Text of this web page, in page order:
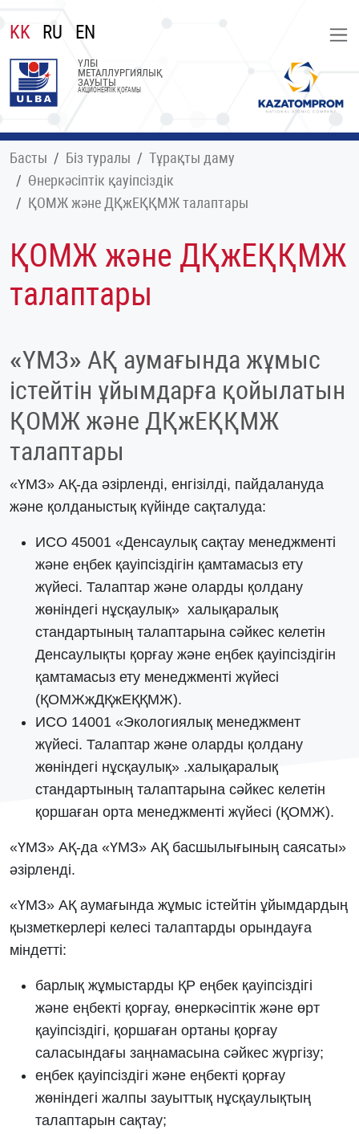
KK RU EN
ҮЛБІ
МЕТАЛЛУРГИЯЛЫҚ
ЗАУЫТЫ
АКЦИОНЕРЛІК ҚОҒАМЫ
Басты Біз туралы
Тұрақты даму
Өнеркәсіптік қауіпсіздік
ҚОМЖ және ДҚжЕҚҚМЖ талаптары
ҚОМЖ және ДҚжЕҚҚМЖ
талаптары
«ҮМЗ» АҚ аумағында жұмыс
істейтін ұйымдарға қойылатын
ҚОМЖ және ДҚжЕҚҚМЖ
талаптары
«ҮМЗ» АҚ-да әзірленді, енгізілді, пайдалануда
және қолданыстық күйінде сақталуда:
ИСО 45001 «Денсаулық сақтау менеджменті
және еңбек қауіпсіздігін қамтамасыз ету
жүйесі. Талаптар және оларды қолдану
жөніндегі нұсқаулық» халықаралық
стандартының талаптарына сәйкес келетін
Денсаулықты қорғау және еңбек қауіпсіздігін
қамтамасыз ету менеджменті жүйесі
(ҚОМЖжДҚжЕҚҚМЖ).
ИСО 14001 «Экологиялық менеджмент
жүйесі. Талаптар және оларды қолдану
жөніндегі нұсқаулық» .халықаралық
стандартының талаптарына сәйкес келетін
қоршаған орта менеджменті жүйесі (ҚОМЖ).
«ҮМЗ» АҚ-да «ҮМЗ» АҚ басшылығының саясаты»
әзірленді.
«ҮМЗ» АҚ аумағында жұмыс істейтін ұйымдардың
қызметкерлері келесі талаптарды орындауға
міндетті:
барлық жұмыстарды ҚР еңбек қауіпсіздігі
және еңбекті қорғау, өнеркәсіптік және өрт
қауіпсіздігі, қоршаған ортаны қорғау
саласындағы заңнамасына сәйкес жүргізу;
еңбек қауіпсіздігі және еңбекті қорғау
жөніндегі жалпы зауыттық нұсқаулықтың
талаптарын сақтау;